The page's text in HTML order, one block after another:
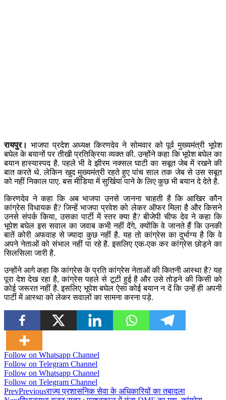
रायपुर। भाजपा प्रदेश अध्यक्ष किरणदेव ने सोमवार को पूर्व मुख्यमंत्री भूपेश
बघेल के बयानों पर तीखी प्रतिक्रिया व्यक्त की. उन्होंने कहा कि भूपेश बघेल का
बयान हास्यास्पद है. पहले भी वे झीरम नक्सल घाटी का सबूत जेब में रखने की
बात करते थे. लेकिन खुद मुख्यमंत्री रहते हुए पांच साल तक जेब से उस सबूत
को नहीं निकाल पाए. बस मीडिया में सुर्खियां पाने के लिए कुछ भी बयान दे देते है.
किरणदेव ने कहा कि अब भाजपा उनसे जानना चाहती है कि आखिर कौन
कांग्रेस विधायक है? जिन्हें भाजपा प्रवेश को लेकर ऑफर मिला है और किसने
उनसे संपर्क किया, उसका पार्टी में स्तर क्या है? बीजेपी चीफ देव ने कहा कि
भूपेश बघेल इस सवाल का जवाब कभी नहीं देंगे, क्योंकि वे जानते हैं कि उनकी
बातें कोरी अफवाह से ज्यादा कुछ नहीं है. यह तो कांग्रेस का दुर्भाग्य है कि वे
अपने नेताओं को संभाल नहीं पा रहे है. इसलिए एक-एक कर कांग्रेस छोड़ने का
सिलसिला जारी है.
उन्होंने आगे कहा कि कांग्रेस के प्रति कांग्रेस नेताओं की कितनी आस्था है? यह
पूरा देश देख रहा है, कांग्रेस पहले से टूटी हुई है और उसे तोड़ने की किसी को
कोई जरूरत नहीं है. इसलिए भूपेश बघेल ऐसा कोई बयान न दें कि उन्हें ही अपनी
पार्टी में आस्था को लेकर सवालों का सामना करना पड़े.
Follow on Whatsapp Channel
Follow on Telegram Channel
Follow on Whatsapp Channel
Follow on Telegram Channel
PrevPreviousराज्य प्रशासनिक सेवा के अधिकारियों का तबादला